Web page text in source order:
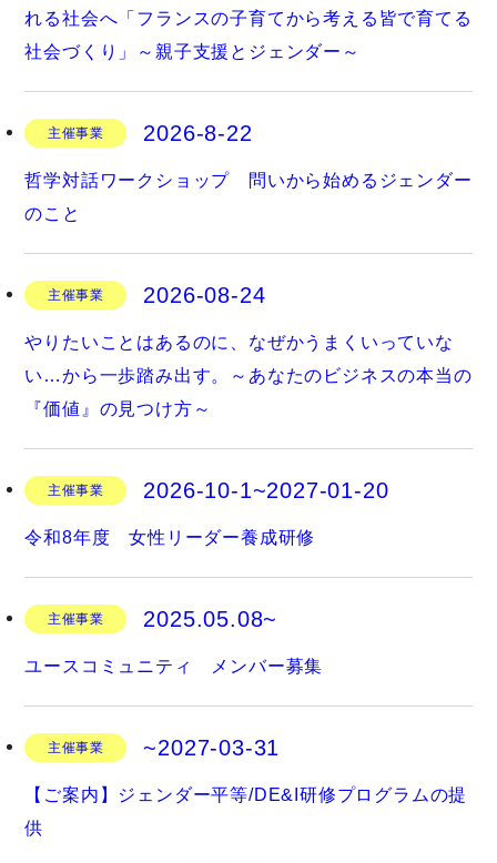
れる社会へ「フランスの子育てから考える皆で育てる
社会づくり」～親子支援とジェンダー～
主催事業 2026-8-22
哲学対話ワークショップ 問いから始めるジェンダー
のこと
主催事業 2026-08-24
やりたいことはあるのに、なぜかうまくいっていな
い…から一歩踏み出す。～あなたのビジネスの本当の
『価値』の見つけ方～
主催事業 2026-10-1~2027-01-20
令和8年度 女性リーダー養成研修
主催事業 2025.05.08~
ユースコミュニティ メンバー募集
主催事業 ~2027-03-31
【ご案内】ジェンダー平等/DE&I研修プログラムの提
供